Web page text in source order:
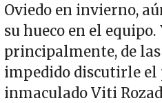
Oviedo en invierno,
su hueco en el equipo.
principalmente, de
impedido discutirle el
inmaculado Viti